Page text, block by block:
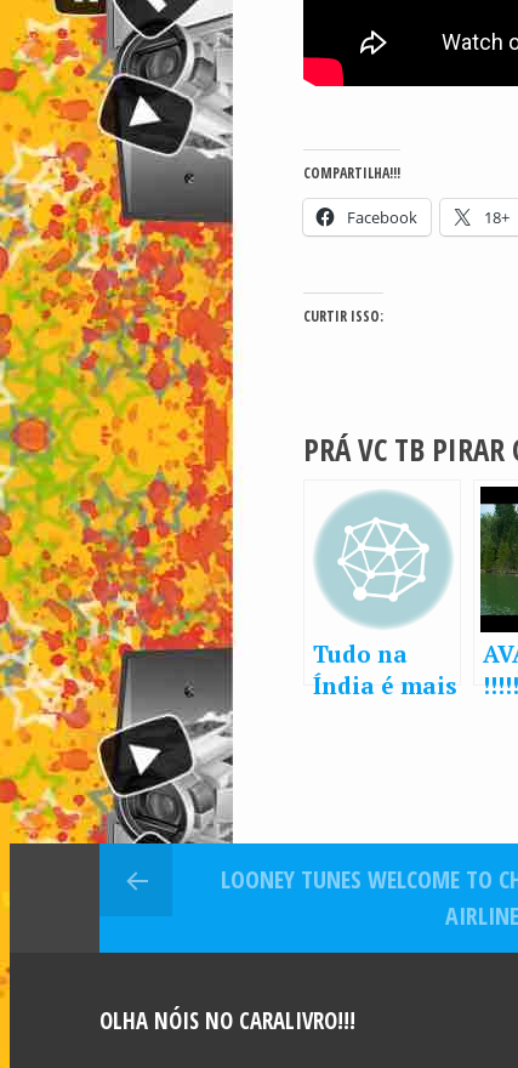
COMPARTILHA!!!
Facebook 18+
CURTIR ISSO:
PRÁ VC TB PIRAR
Tudo na
Índia é mais
LOONEY TUNES WELCOME TO
OLHA NÓIS NO CARALIVRO!!!